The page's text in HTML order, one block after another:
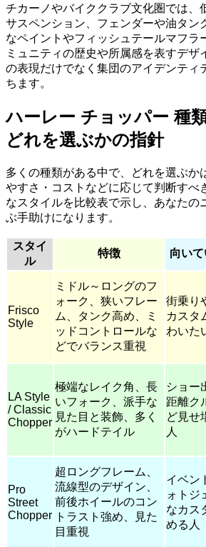
チカーノやバイククラブ文化圏では、
サスペンション、フェンダーや油タン
なペイントやフィッシュテールマフラ
ミュニティの歴史や所属感を表すデザ
の表現だけでなく集団のアイデンティ
ちます。
ハーレー チョッパー 種
どれを選ぶかの指針
多くの種類がある中で、どれを選ぶか
やすさ・コストなどに応じて判断すべ
なスタイルを比較表で示し、あなたの
ぶ手助けになります。
スタイ
ル
特徴 向い
Frisco
Style
ミドル～ロングのフ
ォーク、狭いフレー
ム、タンク高め、ミ
ッドコントロールな
どでバランス重視
街乗り
カスタ
わいた
LA Style
/ Classic
Chopper
極端なレイク角、長
いフォーク、派手な
見た目と装飾、多く
がハードテイル
ショー
距離ク
ど見せ
人
Pro
Street
Chopper
超ロングフレーム、
流線型のデザイン、
前後ホイールのコン
トラスト強め、見た
目重視
イベン
ォトジ
なカス
める人